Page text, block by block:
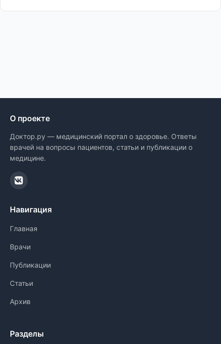
О проекте
Доктор.ру — медицинский портал о здоровье. Ответы
врачей на вопросы пациентов, статьи и публикации о
медицине.
Навигация
Главная
Врачи
Публикации
Статьи
Архив
Разделы